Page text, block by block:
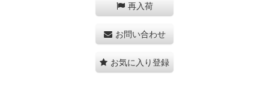
再入荷
お問い合わせ
お気に入り登録